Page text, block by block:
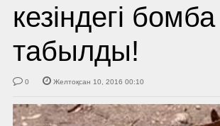
кезіндегі бомба
табылды!
0 Желтоқсан 10, 2016 00:10